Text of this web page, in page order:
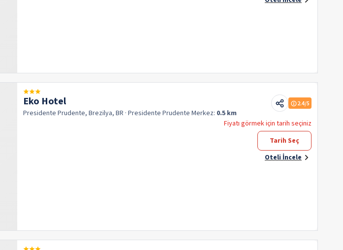
Eko Hotel
Presidente Prudente, Brezilya, BR · Presidente Prudente Merkez: 0.5 km
2.4/5
Fiyatı görmek için tarih seçiniz
Tarih Seç
Oteli İncele